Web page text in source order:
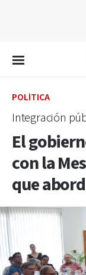
POLÍTICA
Integración
El
con la
que